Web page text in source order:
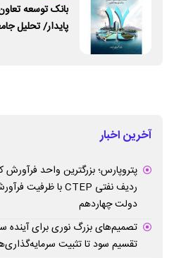
بانک توسعه
پایدار/ تحلیل
آخرین اخبار
پتروپارس؛ بزرگترین واحد فرآورش
دولت چهاردهم
تصمیم‌های بزرگ نوری برای آینده
تقسیم سود تا تثبیت